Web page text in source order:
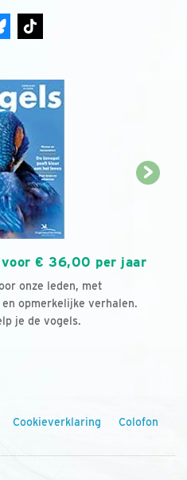
€ 36,00 per jaar
onze leden, met
opmerkelijke verhalen.
je de vogels.
Cookieverklaring Colofon